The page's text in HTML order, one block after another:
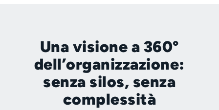
Una visione a 360°
dell’organizzazione:
senza silos, senza
complessità